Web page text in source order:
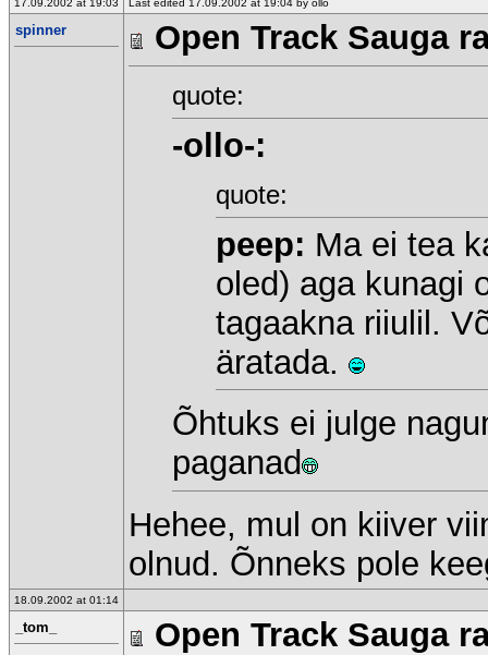
17.09.2002 at 19:03 Last edited 17.09.2002 at 19:04 by ollo
spinner Open Track Sauga
quote:
-ollo-:
quote:
peep: Ma ei tea
oled) aga kunagi
tagaakna riiulil.
äratada.
Õhtuks ei julge
paganad
Hehee, mul on kiiver
olnud. Õnneks pole
18.09.2002 at 01:14
_tom_
Open Track Sauga